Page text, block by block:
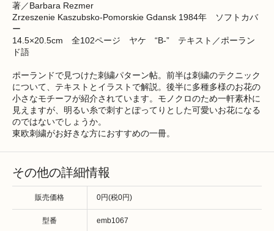
著／Barbara Rezmer
Zrzeszenie Kaszubsko-Pomorskie Gdansk 1984年 ソフトカバ
ー
14.5×20.5cm 全102ページ ヤケ “B-” テキスト／ポーラン
ド語
ポーランドで見つけた刺繍パターン帖。前半は刺繍のテクニック
について、テキストとイラストで解説。後半に多種多様のお花の
小さなモチーフが紹介されています。モノクロのため一軒素朴に
見えますが、明るい糸で刺すとぽってりとした可愛いお花になる
のではないでしょうか。
東欧刺繍がお好きな方におすすめの一冊。
その他の詳細情報
販売価格 0円(税0円)
型番 emb1067